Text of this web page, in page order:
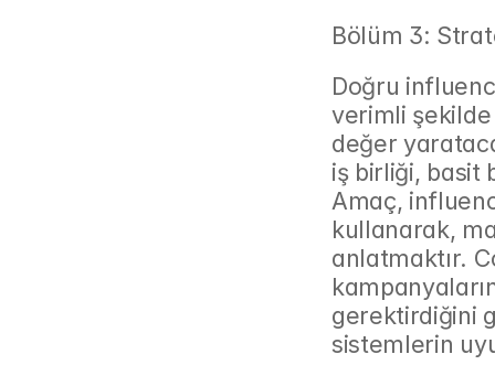
Bölüm 3:
Doğru
verimli
değer
iş birliği, basit
Amaç,
kullanarak,
anlatmaktır.
gerektirdiğini
sistemlerin